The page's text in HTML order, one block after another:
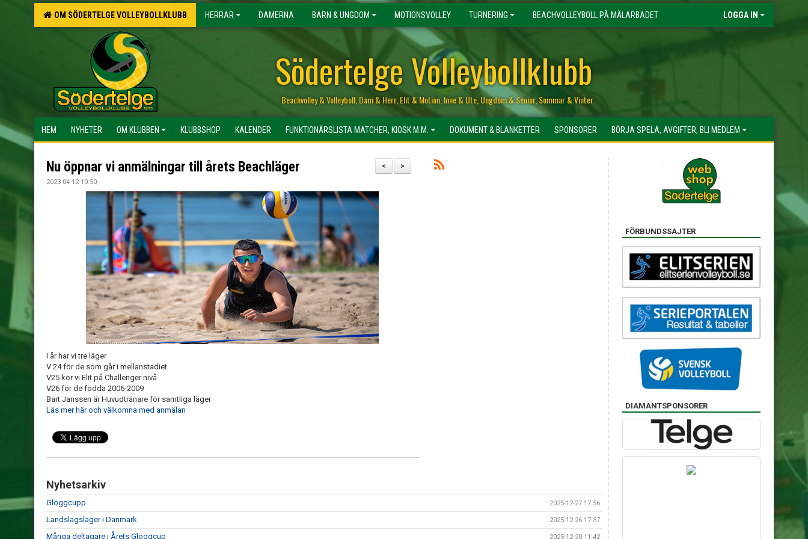
OM SÖDERTELGE VOLLEYBOLLKLUBB HERRAR DAMERNA BARN & UNGDOM MOTIONSVOLLEY TURNERING BEACHVOLLEYBOLL PÅ MÄLARBADET LOGGA IN
Södertelge Volleybollklubb
Beachvolley & Volleyboll, Dam & Herr, Elit & Motion, Inne & Ute, Ungdom & Senior, Sommar & Vinter
HEM NYHETER OM KLUBBEN KLUBBSHOP KALENDER FUNKTIONÄRSLISTA MATCHER, KIOSK M.M. DOKUMENT & BLANKETTER SPONSORER BÖRJA SPELA, AVGIFTER, BLI MEDLEM
>
<
Nu öppnar vi anmälningar till årets Beachläger
2023-04-12 10:50
I år har vi tre läger
V 24 för de som går i mellanstadiet
V25 kör vi Elit på Challenger nivå
V26 för de födda 2006-2009
Bart Janssen är Huvudtränare för samtliga läger
Läs mer här och välkomna med anmälan
Nyhetsarkiv
Glöggcupp 2025-12-27 17:56
Landslagsläger i Danmark 2025-12-26 17:37
Många deltagare i Årets Glöggcup 2025-12-20 11:42
FÖRBUNDSSAJTER
DIAMANTSPONSORER